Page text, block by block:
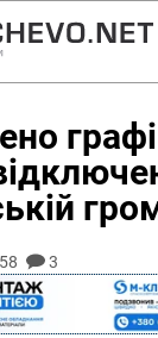
58 3